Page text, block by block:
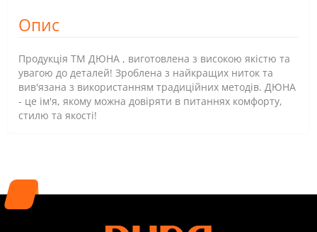
Опис
Продукція ТМ ДЮНА , виготовлена з високою якістю та
увагою до деталей! Зроблена з найкращих ниток та
вив'язана з використанням традиційних методів. ДЮНА
- це ім'я, якому можна довіряти в питаннях комфорту,
стилю та якості!